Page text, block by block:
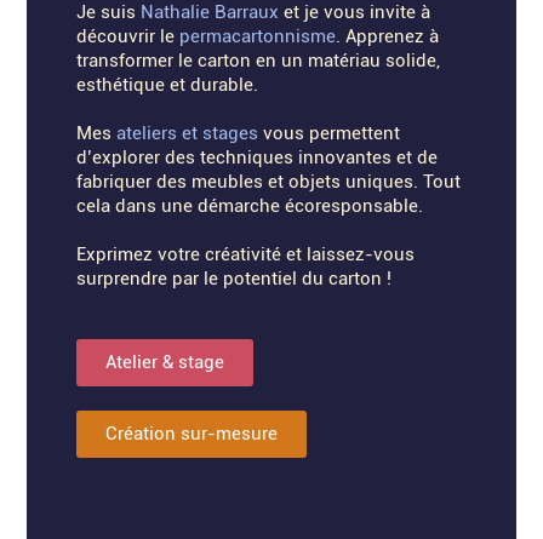
Je suis Nathalie Barraux et je vous invite à
découvrir le permacartonnisme. Apprenez à
transformer le carton en un matériau solide,
esthétique et durable.
Mes ateliers et stages vous permettent
d’explorer des techniques innovantes et de
fabriquer des meubles et objets uniques. Tout
cela dans une démarche écoresponsable.
Exprimez votre créativité et laissez-vous
surprendre par le potentiel du carton !
Atelier & stage
Création sur-mesure